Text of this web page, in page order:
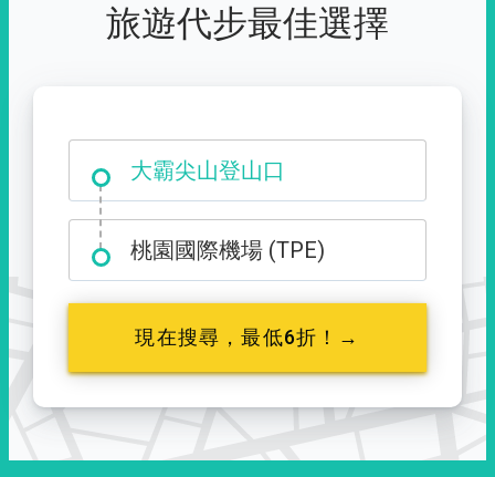
旅遊代步最佳選擇
大霸尖山登山口
桃園國際機場 (TPE)
現在搜尋，最低6折！→